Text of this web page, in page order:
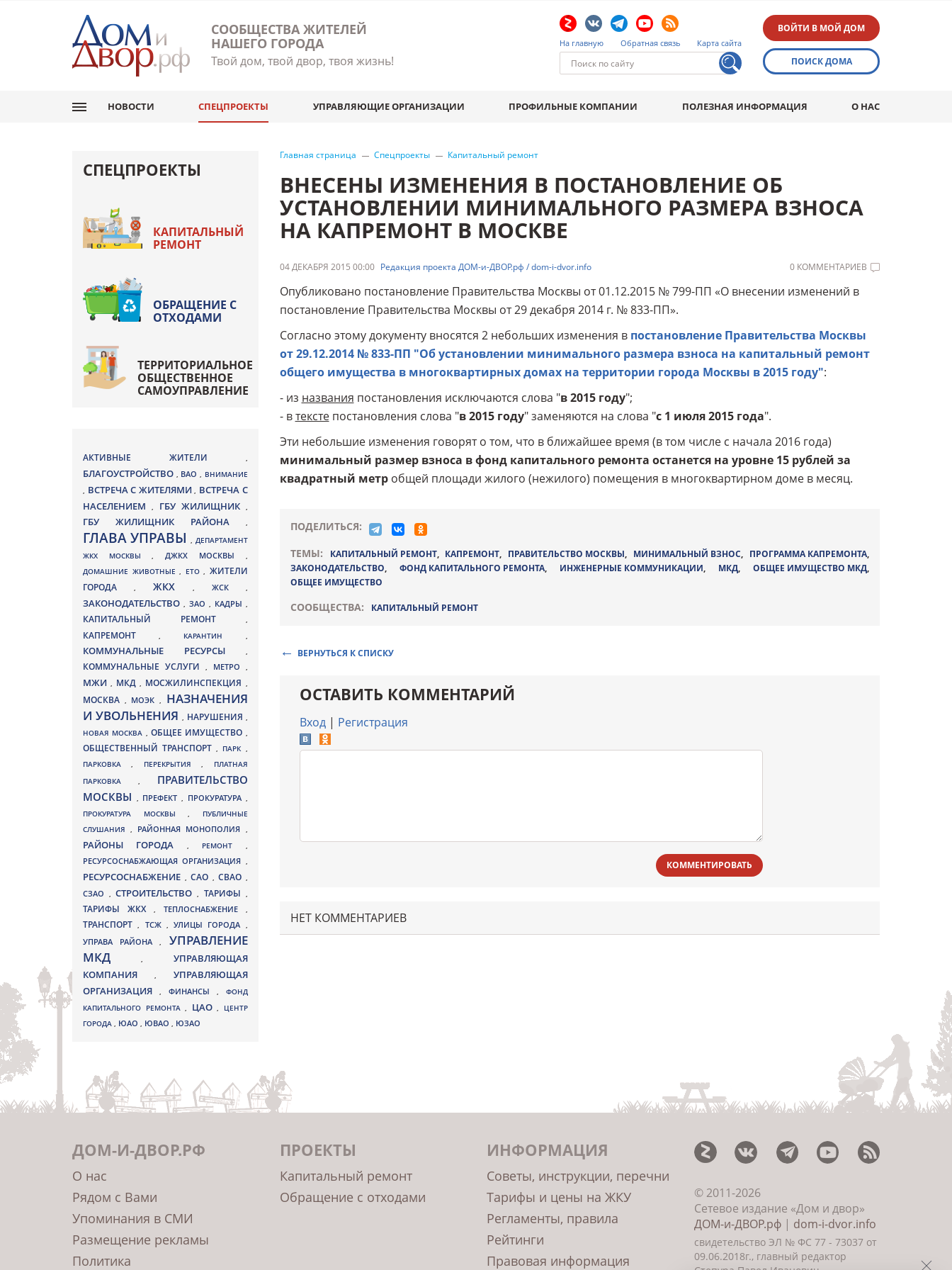
СООБЩЕСТВА ЖИТЕЛЕЙ
НАШЕГО ГОРОДА
Твой дом, твой двор, твоя жизнь!
На главную Обратная связь Карта сайта
ВОЙТИ В МОЙ ДОМ
ПОИСК ДОМА
НОВОСТИ СПЕЦПРОЕКТЫ УПРАВЛЯЮЩИЕ ОРГАНИЗАЦИИ ПРОФИЛЬНЫЕ КОМПАНИИ ПОЛЕЗНАЯ ИНФОРМАЦИЯ О НАС
Главная страница Спецпроекты Капитальный ремонт
ВНЕСЕНЫ ИЗМЕНЕНИЯ В ПОСТАНОВЛЕНИЕ ОБ
УСТАНОВЛЕНИИ МИНИМАЛЬНОГО РАЗМЕРА ВЗНОСА
НА КАПРЕМОНТ В МОСКВЕ
04 ДЕКАБРЯ 2015 00:00 Редакция проекта ДОМ-и-ДВОР.рф / dom-i-dvor.info 0 КОММЕНТАРИЕВ
Опубликовано постановление Правительства Москвы от 01.12.2015 № 799-ПП «О внесении изменений в
постановление Правительства Москвы от 29 декабря 2014 г. № 833-ПП».
Согласно этому документу вносятся 2 небольших изменения в постановление Правительства Москвы
от 29.12.2014 № 833-ПП "Об установлении минимального размера взноса на капитальный ремонт
общего имущества в многоквартирных домах на территории города Москвы в 2015 году":
- из названия постановления исключаются слова "в 2015 году";
- втекстепостановления слова "в 2015 году" заменяются на слова "с 1 июля 2015 года".
Эти небольшие изменения говорят о том, что в ближайшее время (в том числе с начала 2016 года)
минимальный размер взноса в фонд капитального ремонта останется на уровне 15 рублей за
квадратный метробщей площади жилого (нежилого) помещения в многоквартирном доме в месяц.
ПОДЕЛИТЬСЯ:
ТЕМЫ:
КАПИТАЛЬНЫЙ РЕМОНТ, КАПРЕМОНТ, ПРАВИТЕЛЬСТВО МОСКВЫ, МИНИМАЛЬНЫЙ ВЗНОС, ПРОГРАММА КАПРЕМОНТА,
ЗАКОНОДАТЕЛЬСТВО, ФОНД КАПИТАЛЬНОГО РЕМОНТА, ИНЖЕНЕРНЫЕ КОММУНИКАЦИИ, МКД, ОБЩЕЕ ИМУЩЕСТВО МКД,
ОБЩЕЕ ИМУЩЕСТВО
СООБЩЕСТВА: КАПИТАЛЬНЫЙ РЕМОНТ
ВЕРНУТЬСЯ К СПИСКУ
ОСТАВИТЬ КОММЕНТАРИЙ
Вход| Регистрация
КОММЕНТИРОВАТЬ
НЕТ КОММЕНТАРИЕВ
СПЕЦПРОЕКТЫ
КАПИТАЛЬНЫЙ
РЕМОНТ
ОБРАЩЕНИЕ С
ОТХОДАМИ
ТЕРРИТОРИАЛЬНОЕ
ОБЩЕСТВЕННОЕ
САМОУПРАВЛЕНИЕ
АКТИВНЫЕ ЖИТЕЛИ ,
БЛАГОУСТРОЙСТВО , ВАО , ВНИМАНИЕ
, ВСТРЕЧА С ЖИТЕЛЯМИ, ВСТРЕЧА С
НАСЕЛЕНИЕМ
, ГБУ ЖИЛИЩНИК ,
ГБУ ЖИЛИЩНИК РАЙОНА ,
ГЛАВА УПРАВЫ, ДЕПАРТАМЕНТ
ЖКХ МОСКВЫ,ДЖКХ МОСКВЫ ,
ДОМАШНИЕ ЖИВОТНЫЕ , ЕТО , ЖИТЕЛИ
ГОРОДА
, ЖКХ , ЖСК ,
ЗАКОНОДАТЕЛЬСТВО , ЗАО , КАДРЫ ,
КАПИТАЛЬНЫЙ РЕМОНТ ,
КАПРЕМОНТ , КАРАНТИН ,
КОММУНАЛЬНЫЕ РЕСУРСЫ ,
КОММУНАЛЬНЫЕ УСЛУГИ , МЕТРО ,
МЖИ, МКД , МОСЖИЛИНСПЕКЦИЯ ,
МОСКВА , МОЭК ,
НАЗНАЧЕНИЯ
И УВОЛЬНЕНИЯ , НАРУШЕНИЯ ,
НОВАЯ МОСКВА , ОБЩЕЕ ИМУЩЕСТВО ,
ОБЩЕСТВЕННЫЙ ТРАНСПОРТ, ПАРК ,
ПАРКОВКА, ПЕРЕКРЫТИЯ,
ПЛАТНАЯ
ПАРКОВКА ,
ПРАВИТЕЛЬСТВО
МОСКВЫ , ПРЕФЕКТ, ПРОКУРАТУРА ,
ПРОКУРАТУРА МОСКВЫ ,
ПУБЛИЧНЫЕ
СЛУШАНИЯ, РАЙОННАЯ МОНОПОЛИЯ ,
РАЙОНЫ ГОРОДА , РЕМОНТ ,
РЕСУРСОСНАБЖАЮЩАЯ ОРГАНИЗАЦИЯ ,
РЕСУРСОСНАБЖЕНИЕ , САО , СВАО ,
СЗАО ,СТРОИТЕЛЬСТВО, ТАРИФЫ ,
ТАРИФЫ ЖКХ , ТЕПЛОСНАБЖЕНИЕ ,
ТРАНСПОРТ, ТСЖ , УЛИЦЫ ГОРОДА ,
УПРАВА РАЙОНА, УПРАВЛЕНИЕ
МКД, УПРАВЛЯЮЩАЯ
КОМПАНИЯ
, УПРАВЛЯЮЩАЯ
ОРГАНИЗАЦИЯ
, ФИНАНСЫ , ФОНД
КАПИТАЛЬНОГО РЕМОНТА , ЦАО ,
ЦЕНТР
ГОРОДА , ЮАО , ЮВАО , ЮЗАО
ДОМ-И-ДВОР.РФ
О нас
Рядом с Вами
Упоминания в СМИ
Размещение рекламы
Политика
ПРОЕКТЫ
Капитальный ремонт
Обращение с отходами
ИНФОРМАЦИЯ
Советы, инструкции, перечни
Тарифы и цены на ЖКУ
Регламенты, правила
Рейтинги
Правовая информация
© 2011-2026
Сетевое издание «Дом и двор»
ДОМ-и-ДВОР.рф| dom-i-dvor.info
свидетельство ЭЛ № ФС 77 - 73037 от
09.06.2018г., главный редактор